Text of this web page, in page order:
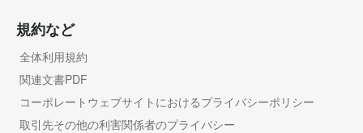
規約など
全体利用規約
関連文書PDF
コーポレートウェブサイトにおけるプライバシーポリシー
取引先その他の利害関係者のプライバシー